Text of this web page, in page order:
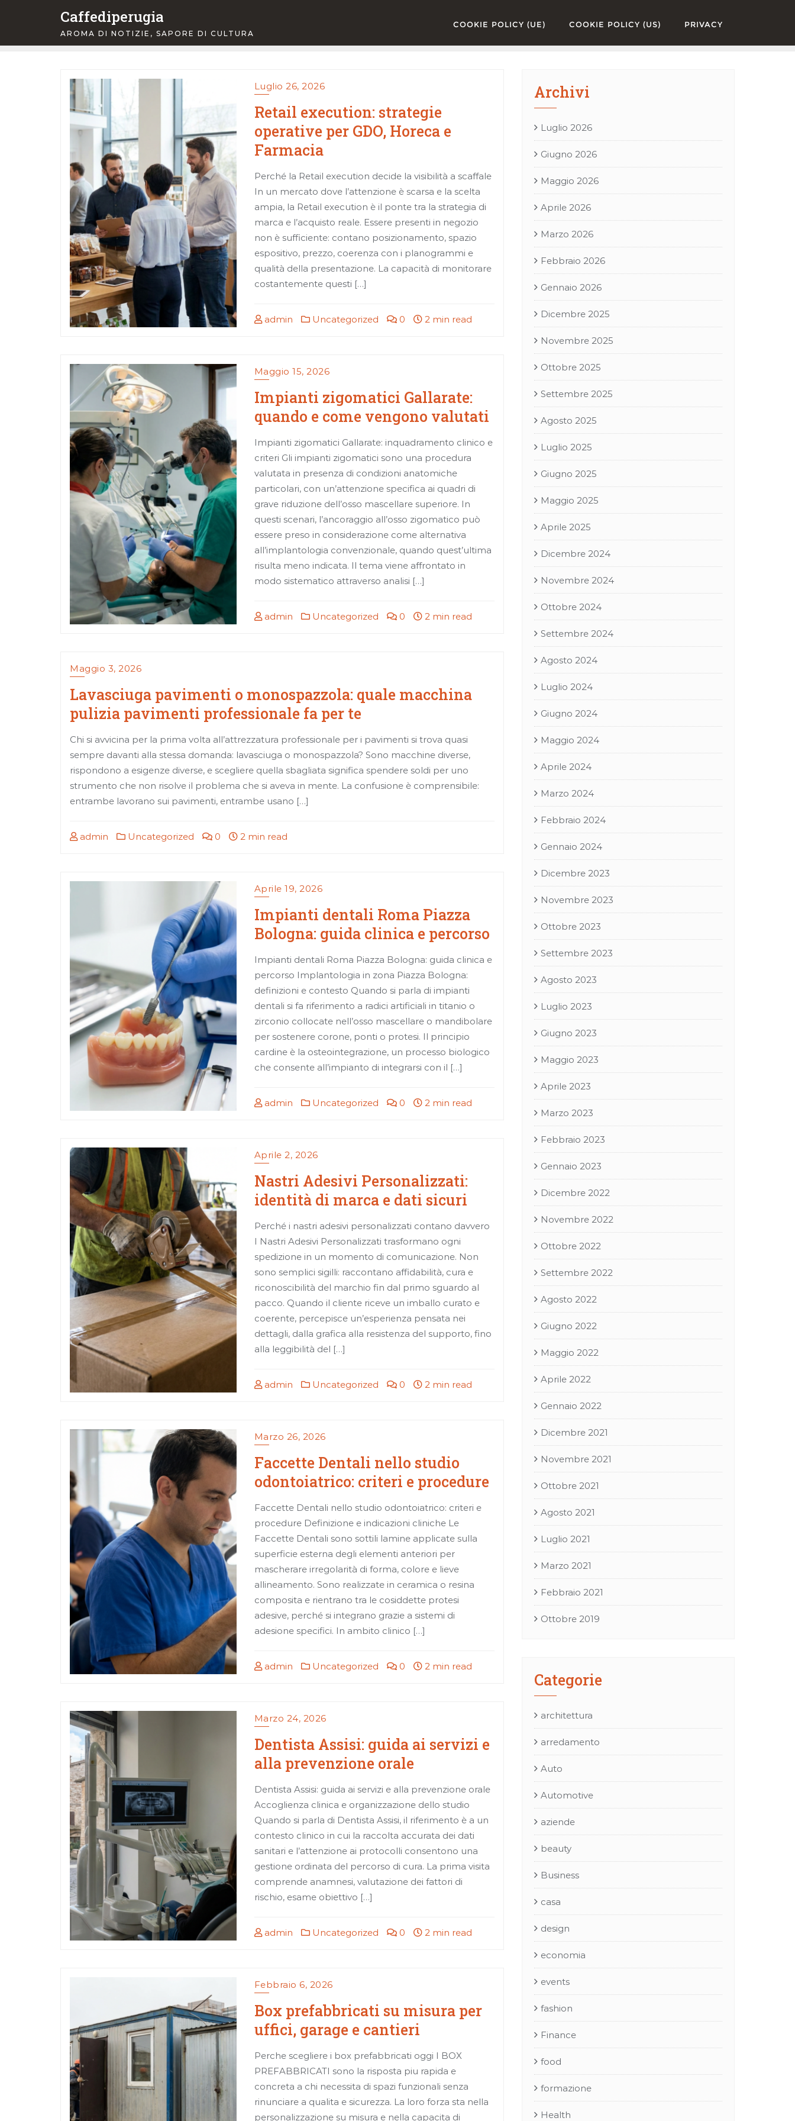
Caffediperugia
AROMA DI NOTIZIE, SAPORE DI CULTURA
COOKIE POLICY (UE) COOKIE POLICY (US) PRIVACY
Luglio 26, 2026
Retail execution: strategie
operative per GDO, Horeca e
Farmacia
Perché la Retail execution decide la visibilità a scaffale
In un mercato dove l’attenzione è scarsa e la scelta
ampia, la Retail execution è il ponte tra la strategia di
marca e l’acquisto reale. Essere presenti in negozio
non è sufficiente: contano posizionamento, spazio
espositivo, prezzo, coerenza con i planogrammi e
qualità della presentazione. La capacità di monitorare
costantemente questi […]
admin Uncategorized 0 2 min read
Maggio 15, 2026
Impianti zigomatici Gallarate:
quando e come vengono valutati
Impianti zigomatici Gallarate: inquadramento clinico e
criteri Gli impianti zigomatici sono una procedura
valutata in presenza di condizioni anatomiche
particolari, con un’attenzione specifica ai quadri di
grave riduzione dell’osso mascellare superiore. In
questi scenari, l’ancoraggio all’osso zigomatico può
essere preso in considerazione come alternativa
all’implantologia convenzionale, quando quest’ultima
risulta meno indicata. Il tema viene affrontato in
modo sistematico attraverso analisi […]
admin Uncategorized 0 2 min read
Maggio 3, 2026
Lavasciuga pavimenti o monospazzola: quale macchina
pulizia pavimenti professionale fa per te
Chi si avvicina per la prima volta all’attrezzatura professionale per i pavimenti si trova quasi
sempre davanti alla stessa domanda: lavasciuga o monospazzola? Sono macchine diverse,
rispondono a esigenze diverse, e scegliere quella sbagliata significa spendere soldi per uno
strumento che non risolve il problema che si aveva in mente. La confusione è comprensibile:
entrambe lavorano sui pavimenti, entrambe usano […]
admin Uncategorized 0 2 min read
Aprile 19, 2026
Impianti dentali Roma Piazza
Bologna: guida clinica e percorso
Impianti dentali Roma Piazza Bologna: guida clinica e
percorso Implantologia in zona Piazza Bologna:
definizioni e contesto Quando si parla di impianti
dentali si fa riferimento a radici artificiali in titanio o
zirconio collocate nell’osso mascellare o mandibolare
per sostenere corone, ponti o protesi. Il principio
cardine è la osteointegrazione, un processo biologico
che consente all’impianto di integrarsi con il […]
admin Uncategorized 0 2 min read
Aprile 2, 2026
Nastri Adesivi Personalizzati:
identità di marca e dati sicuri
Perché i nastri adesivi personalizzati contano davvero
I Nastri Adesivi Personalizzati trasformano ogni
spedizione in un momento di comunicazione. Non
sono semplici sigilli: raccontano affidabilità, cura e
riconoscibilità del marchio fin dal primo sguardo al
pacco. Quando il cliente riceve un imballo curato e
coerente, percepisce un’esperienza pensata nei
dettagli, dalla grafica alla resistenza del supporto, fino
alla leggibilità del […]
admin Uncategorized 0 2 min read
Marzo 26, 2026
Faccette Dentali nello studio
odontoiatrico: criteri e procedure
Faccette Dentali nello studio odontoiatrico: criteri e
procedure Definizione e indicazioni cliniche Le
Faccette Dentali sono sottili lamine applicate sulla
superficie esterna degli elementi anteriori per
mascherare irregolarità di forma, colore e lieve
allineamento. Sono realizzate in ceramica o resina
composita e rientrano tra le cosiddette protesi
adesive, perché si integrano grazie a sistemi di
adesione specifici. In ambito clinico […]
admin Uncategorized 0 2 min read
Marzo 24, 2026
Dentista Assisi: guida ai servizi e
alla prevenzione orale
Dentista Assisi: guida ai servizi e alla prevenzione orale
Accoglienza clinica e organizzazione dello studio
Quando si parla di Dentista Assisi, il riferimento è a un
contesto clinico in cui la raccolta accurata dei dati
sanitari e l’attenzione ai protocolli consentono una
gestione ordinata del percorso di cura. La prima visita
comprende anamnesi, valutazione dei fattori di
rischio, esame obiettivo […]
admin Uncategorized 0 2 min read
Febbraio 6, 2026
Box prefabbricati su misura per
uffici, garage e cantieri
Perche scegliere i box prefabbricati oggi I BOX
PREFABBRICATI sono la risposta piu rapida e
concreta a chi necessita di spazi funzionali senza
rinunciare a qualita e sicurezza. La loro forza sta nella
personalizzazione su misura e nella capacita di
Archivi
Luglio 2026
Giugno 2026
Maggio 2026
Aprile 2026
Marzo 2026
Febbraio 2026
Gennaio 2026
Dicembre 2025
Novembre 2025
Ottobre 2025
Settembre 2025
Agosto 2025
Luglio 2025
Giugno 2025
Maggio 2025
Aprile 2025
Dicembre 2024
Novembre 2024
Ottobre 2024
Settembre 2024
Agosto 2024
Luglio 2024
Giugno 2024
Maggio 2024
Aprile 2024
Marzo 2024
Febbraio 2024
Gennaio 2024
Dicembre 2023
Novembre 2023
Ottobre 2023
Settembre 2023
Agosto 2023
Luglio 2023
Giugno 2023
Maggio 2023
Aprile 2023
Marzo 2023
Febbraio 2023
Gennaio 2023
Dicembre 2022
Novembre 2022
Ottobre 2022
Settembre 2022
Agosto 2022
Giugno 2022
Maggio 2022
Aprile 2022
Gennaio 2022
Dicembre 2021
Novembre 2021
Ottobre 2021
Agosto 2021
Luglio 2021
Marzo 2021
Febbraio 2021
Ottobre 2019
Categorie
architettura
arredamento
Auto
Automotive
aziende
beauty
Business
casa
design
economia
events
fashion
Finance
food
formazione
Health